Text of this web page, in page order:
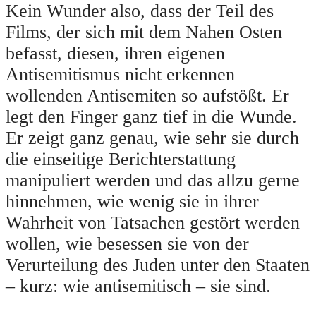
Kein Wunder also, dass der Teil des
Films, der sich mit dem Nahen Osten
befasst, diesen, ihren eigenen
Antisemitismus nicht erkennen
wollenden Antisemiten so aufstößt. Er
legt den Finger ganz tief in die Wunde.
Er zeigt ganz genau, wie sehr sie durch
die einseitige Berichterstattung
manipuliert werden und das allzu gerne
hinnehmen, wie wenig sie in ihrer
Wahrheit von Tatsachen gestört werden
wollen, wie besessen sie von der
Verurteilung des Juden unter den Staaten
– kurz: wie antisemitisch – sie sind.